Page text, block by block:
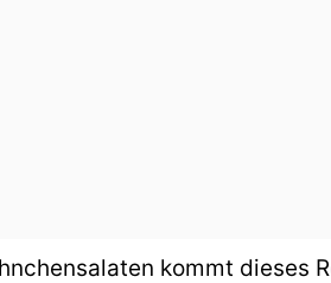
kommt dieses